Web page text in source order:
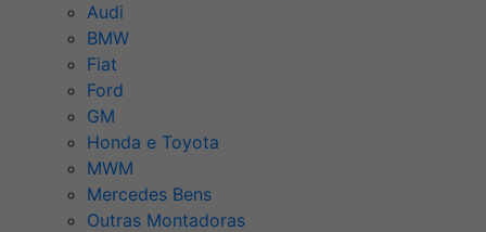
Audi
BMW
Fiat
Ford
GM
Honda e Toyota
MWM
Mercedes Bens
Outras Montadoras